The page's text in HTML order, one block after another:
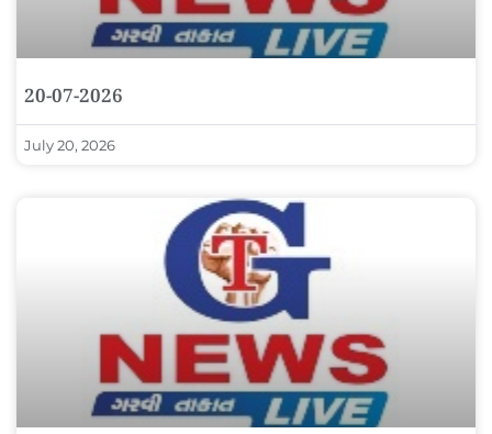
20-07-2026
July 20, 2026